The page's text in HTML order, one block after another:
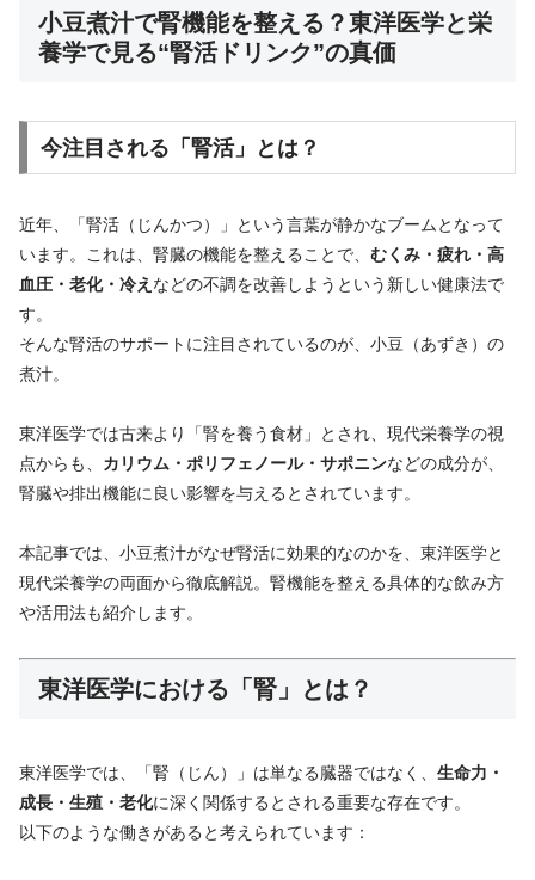
小豆煮汁で腎機能を整える？東洋医学と栄
養学で見る“腎活ドリンク”の真価
今注目される「腎活」とは？
近年、「腎活（じんかつ）」という言葉が静かなブームとなって
います。これは、腎臓の機能を整えることで、 むくみ・疲れ・高
血圧・老化・冷え などの不調を改善しようという新しい健康法で
す。
そんな腎活のサポートに注目されているのが、小豆（あずき）の
煮汁。
東洋医学では古来より「腎を養う食材」とされ、現代栄養学の視
点からも、 カリウム・ポリフェノール・サポニンなどの成分が、
腎臓や排出機能に良い影響を与えるとされています。
本記事では、小豆煮汁がなぜ腎活に効果的なのかを、東洋医学と
現代栄養学の両面から徹底解説。腎機能を整える具体的な飲み方
や活用法も紹介します。
東洋医学における「腎」とは？
東洋医学では、「腎（じん）」は単なる臓器ではなく、 生命力・
成長・生殖・老化に深く関係するとされる重要な存在です。
以下のような働きがあると考えられています：